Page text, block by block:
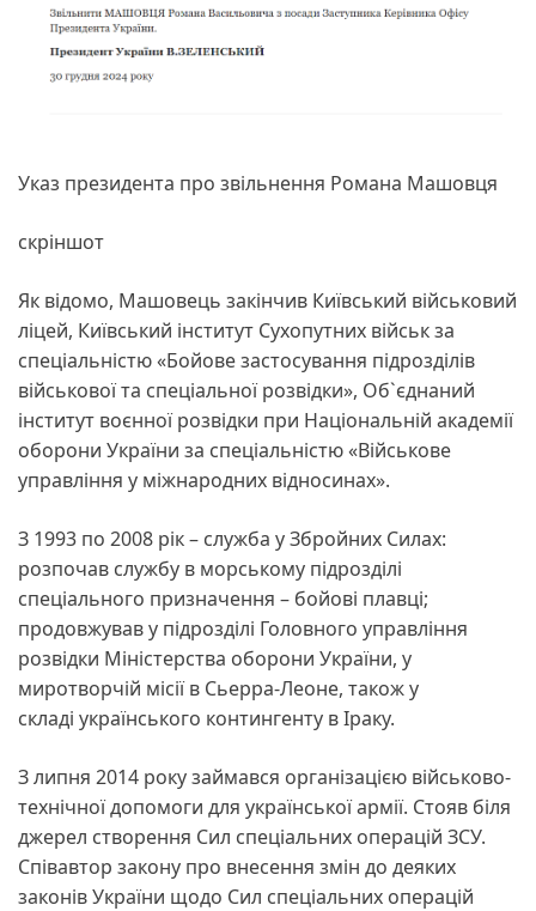
Указ президента про звільнення Романа Машовця
скріншот
Як відомо, Машовець закінчив Київський військовий
ліцей, Київський інститут Сухопутних військ за
спеціальністю «Бойове застосування підрозділів
військової та спеціальної розвідки», Об`єднаний
інститут воєнної розвідки при Національній академії
оборони України за спеціальністю «Військове
управління у міжнародних відносинах».
З 1993 по 2008 рік – служба у Збройних Силах:
розпочав службу в морському підрозділі
спеціального призначення – бойові плавці;
продовжував у підрозділі Головного управління
розвідки Міністерства оборони України, у
миротворчій місії в Сьерра-Леоне, також у
складі українського контингенту в Іраку.
З липня 2014 року займався організацією військово-
технічної допомоги для української армії. Стояв біля
джерел створення Сил спеціальних операцій ЗСУ.
Співавтор закону про внесення змін до деяких
законів України щодо Сил спеціальних операцій